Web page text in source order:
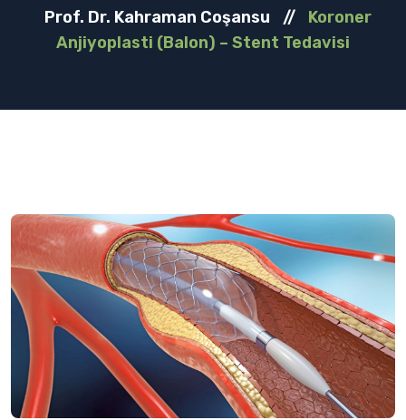
Prof. Dr. Kahraman Coşansu //
Koroner
Anjiyoplasti (Balon) – Stent Tedavisi